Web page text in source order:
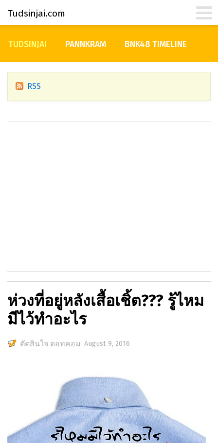
Tudsinjai.com
TUDSINJAI PANNKRAM BNK48 TIMELINE
RSS
ห่วงที่อยู่หลังเสื้อเชิ้ต??? รู้ไหม
มีไว้ทำอะไร
ตัดสินใจ ดอทคอม August 9, 2016